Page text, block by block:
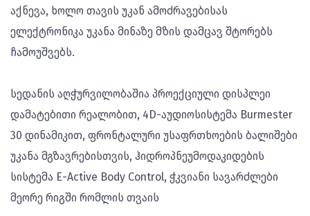
აქნევა, ხოლო თავის უკან ამოძრავებისას
ელექტრონიკა უკანა მინაზე მზის დამცავ შტორებს
ჩამოუშვებს.
სედანის აღჭურვილობაშია პროექციული დისპლეი
დამატებითი რეალობით, 4D-აუდიოსისტემა Burmester
30 დინამიკით, ფრონტალური უსაფრთხოების ბალიშები
უკანა მგზავრებისთვის, ჰიდროპნეუმოდაკიდების
სისტემა E-Active Body Control, ჭკვიანი სავარძლები
მეორე რიგში რომლის თვაის